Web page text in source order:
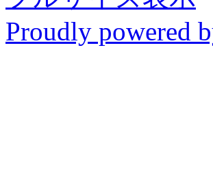
Proudly powered